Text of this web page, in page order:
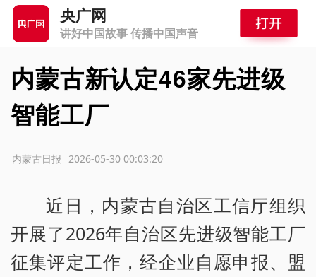
央广网
讲好中国故事 传播中国声音
内蒙古新认定46家先进级
智能工厂
2026-05-30 00:03:20
内蒙古日报
近日，内蒙古自治区工信厅组织
开展了2026年自治区先进级智能工厂
征集评定工作，经企业自愿申报、盟